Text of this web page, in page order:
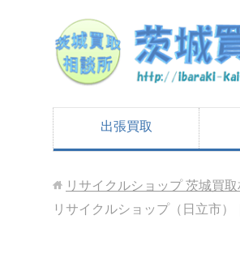
出張買取
リサイクルショップ 茨城買
リサイクルショップ（日立市